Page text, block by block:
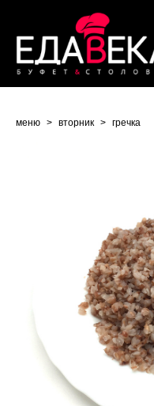
меню > вторник > гречка